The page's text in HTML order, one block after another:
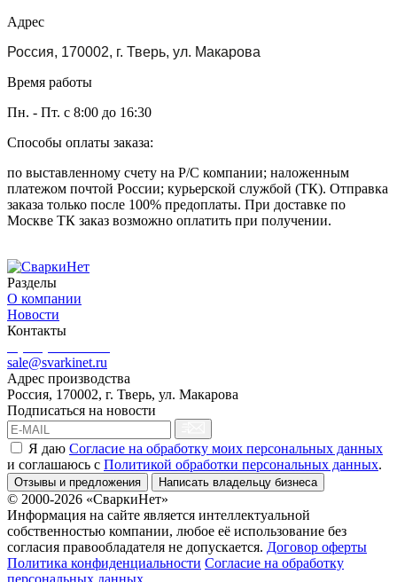
Адрес
Россия, 170002, г. Тверь, ул. Макарова
Время работы
Пн. - Пт. с 8:00 до 16:30
Способы оплаты заказа:
по выставленному счету на Р/С компании; наложенным
платежом почтой России; курьерской службой (ТК). Отправка
заказа только после 100% предоплаты. При доставке по
Москве ТК заказ возможно оплатить при получении.
Разделы
О компании
Новости
Контакты
sale@svarkinet.ru
Адрес производства
Россия, 170002, г. Тверь, ул. Макарова
Подписаться на новости
Я даю Согласие на обработку моих персональных данных
и соглашаюсь c Политикой обработки персональных данных.
Отзывы и предложения Написать владельцу бизнеса
© 2000-2026 «СваркиНет»
Информация на сайте является интеллектуальной
собственностью компании, любое её использование без
согласия правообладателя не допускается. Договор оферты
Политика конфиденциальности Согласие на обработку
персональных данных